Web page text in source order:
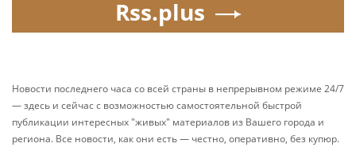
Rss.plus
Новости последнего часа со всей страны в непрерывном режиме 24/7
— здесь и сейчас с возможностью самостоятельной быстрой
публикации интересных "живых" материалов из Вашего города и
региона. Все новости, как они есть — честно, оперативно, без купюр.